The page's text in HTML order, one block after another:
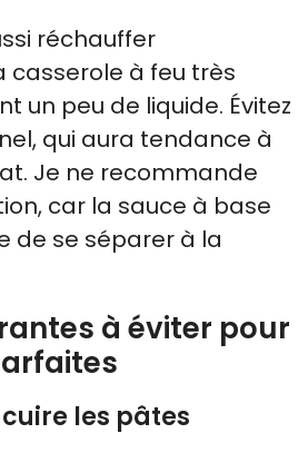
réchauffer
casserole à feu très
un peu de liquide. Évitez
qui aura tendance à
Je ne recommande
car la sauce à base
de se séparer à la
à éviter pour
cuire les pâtes